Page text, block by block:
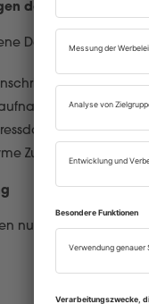
der
Daten zu folgenden
E-Mail,
(z. B. per E-
werden zur
Zugriffsdaten zur
nur so lange